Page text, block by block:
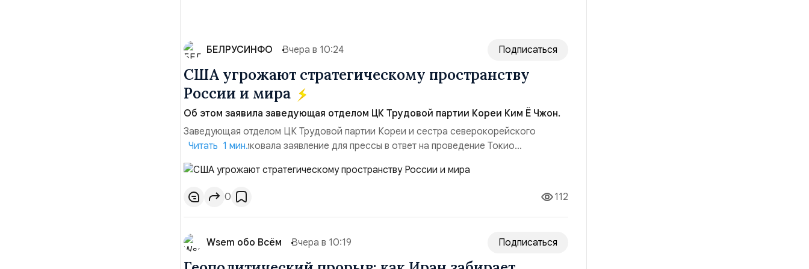
БЕЛРУСИНФО Вчера в 10:24 Подписаться
США угрожают стратегическому пространству
России и мира
Об этом заявила заведующая отделом ЦК Трудовой партии Кореи Ким Ё Чжон.
Заведующая отделом ЦК Трудовой партии Кореи и сестра северокорейского
лидера опубликовала заявление для прессы в ответ на проведение Токио
совместных с флотом США запусков крылатых ракет Томагавк.«Япония отбросила
обманчивую видимость „исключительно оборонительной страны“ и выносит вопрос
о собственном ядерном вооружении на всеобщее обозрение, одновреме...
Читать 1 мин.
0 112
Wsem обо Всём Вчера в 10:19 Подписаться